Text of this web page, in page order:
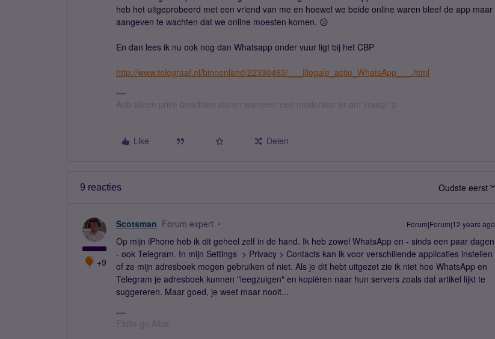
heb het uitgeprobeerd met een vriend van me en hoewel we beide online waren bleef de app maar
aangeven te wachten dat we online moesten komen. 😕
En dan lees ik nu ook nog dan Whatsapp onder vuur ligt bij het CBP
http://www.telegraaf.nl/binnenland/22330463/___Illegale_actie_WhatsApp___.html
Aub alleen privé berichten sturen wanneer een moderator er om vraagt :p
Like Delen
9 reacties Oudste eerst
+9
Scotsman Forum expert Forum|Forum|12 years ago
Op mijn iPhone heb ik dit geheel zelf in de hand. Ik heb zowel WhatsApp en - sinds een paar dagen
- ook Telegram. In mijn Settings > Privacy > Contacts kan ik voor verschillende applicaties instellen
of ze mijn adresboek mogen gebruiken of niet. Als je dit hebt uitgezet zie ik niet hoe WhatsApp en
Telegram je adresboek kunnen "leegzuigen" en kopiëren naar hun servers zoals dat artikel lijkt te
suggereren. Maar goed, je weet maar nooit...
Fàilte gu Alba!